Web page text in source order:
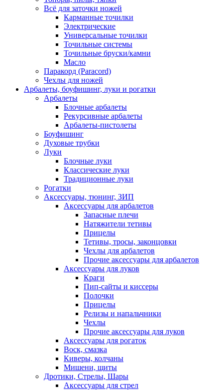
Всё для заточки ножей
Карманные точилки
Электрические
Универсальные точилки
Точильные системы
Точильные бруски/камни
Масло
Паракорд (Paracord)
Чехлы для ножей
Арбалеты, боуфишинг, луки и рогатки
Арбалеты
Блочные арбалеты
Рекурсивные арбалеты
Арбалеты-пистолеты
Боуфишинг
Духовые трубки
Луки
Блочные луки
Классические луки
Традиционные луки
Рогатки
Аксессуары, тюнинг, ЗИП
Аксессуары для арбалетов
Запасные плечи
Натяжители тетивы
Прицелы
Тетивы, тросы, законцовки
Чехлы для арбалетов
Прочие аксессуары для арбалетов
Аксессуары для луков
Краги
Пип-сайты и киссеры
Полочки
Прицелы
Релизы и напальчники
Чехлы
Прочие аксессуары для луков
Аксессуары для рогаток
Воск, смазка
Киверы, колчаны
Мишени, щиты
Дротики, Стрелы, Шары
Аксессуары для стрел